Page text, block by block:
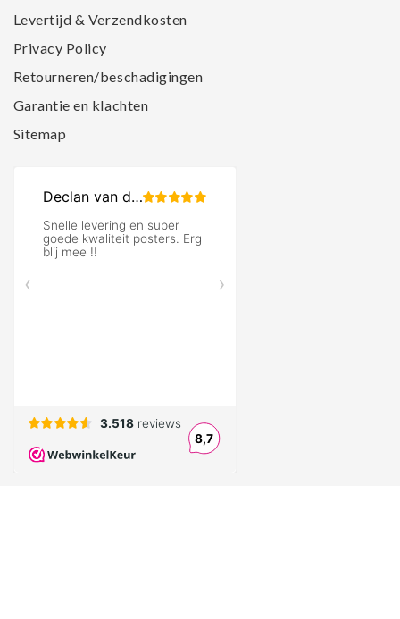
Levertijd & Verzendkosten
Privacy Policy
Retourneren/beschadigingen
Garantie en klachten
Sitemap